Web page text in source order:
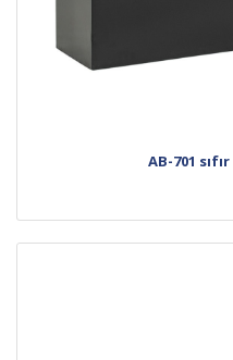
AB-701